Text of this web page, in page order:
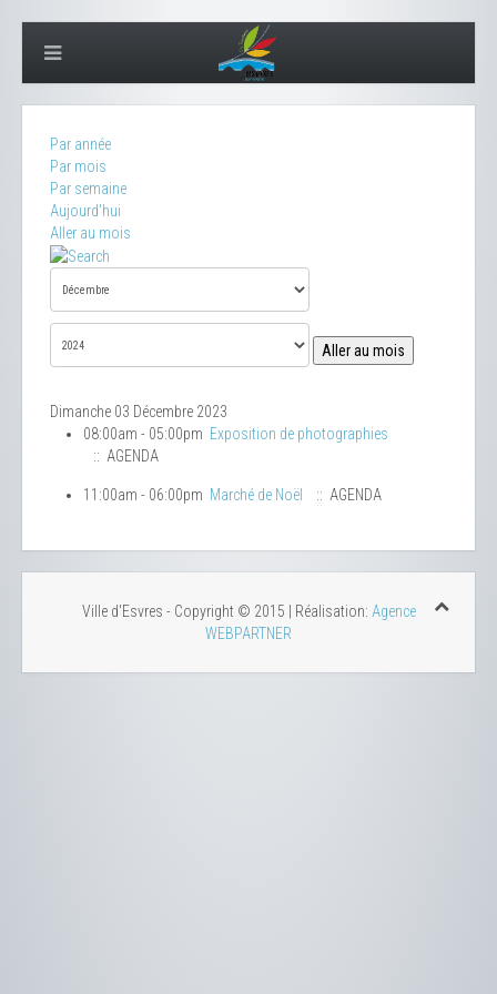
Par année
Par mois
Par semaine
Aujourd'hui
Aller au mois
Aller au mois
Dimanche 03 Décembre 2023
08:00am - 05:00pm Exposition de photographies
:: AGENDA
11:00am - 06:00pm Marché de Noël :: AGENDA
Ville d'Esvres - Copyright © 2015 | Réalisation: Agence
WEBPARTNER